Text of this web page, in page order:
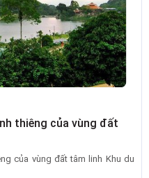
thiêng của vùng đất
của vùng đất tâm linh Khu du